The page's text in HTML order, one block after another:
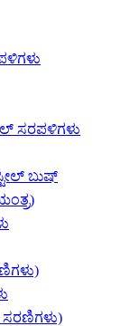
ಸರಪಳಿಗಳು
ಬುಷ್
ಸರಣಿಗಳು)